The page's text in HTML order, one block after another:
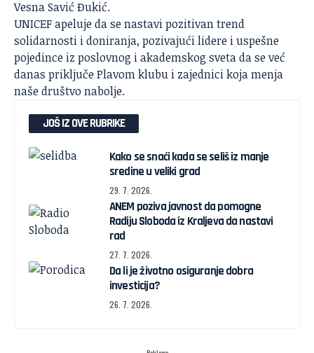
Vesna Savić Đukić.
UNICEF apeluje da se nastavi pozitivan trend
solidarnosti i doniranja, pozivajući lidere i uspešne
pojedince iz poslovnog i akademskog sveta da se već
danas priključe Plavom klubu i zajednici koja menja
naše društvo nabolje.
JOŠ IZ OVE RUBRIKE
Kako se snaći kada se seliš iz manje
sredine u veliki grad
29. 7. 2026.
ANEM poziva javnost da pomogne
Radiju Sloboda iz Kraljeva da nastavi
rad
27. 7. 2026.
Da li je životno osiguranje dobra
investicija?
26. 7. 2026.